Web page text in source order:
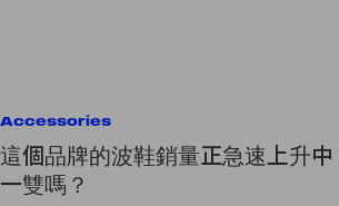
Accessories
這個品牌的波鞋銷量正急速上升
一雙嗎？